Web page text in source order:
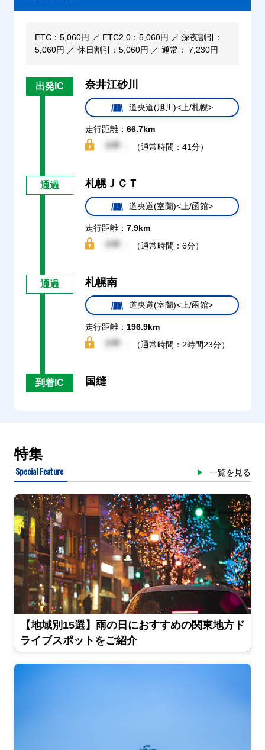
ETC：5,060円 ／ ETC2.0：5,060円 ／ 深夜割引：
5,060円 ／ 休日割引：5,060円 ／ 通常： 7,230円
出発IC 奈井江砂川
道央道(旭川)<上/札幌>
走行距離： 66.7km
（通常時間：41分）
通過 札幌ＪＣＴ
道央道(室蘭)<上/函館>
走行距離： 7.9km
（通常時間：6分）
通過 札幌南
道央道(室蘭)<上/函館>
走行距離： 196.9km
（通常時間：2時間23分）
到着IC 国縫
特集
Special Feature 一覧を見る
【地域別15選】雨の日におすすめの関東地方ド
ライブスポットをご紹介